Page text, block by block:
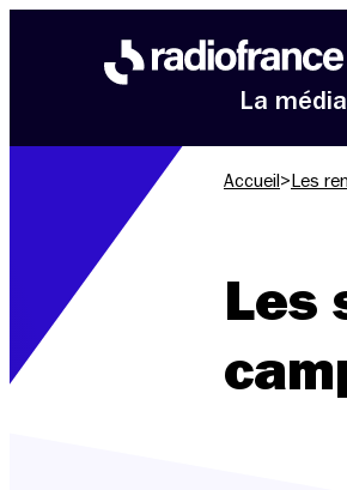
La
Accueil > Les
Les